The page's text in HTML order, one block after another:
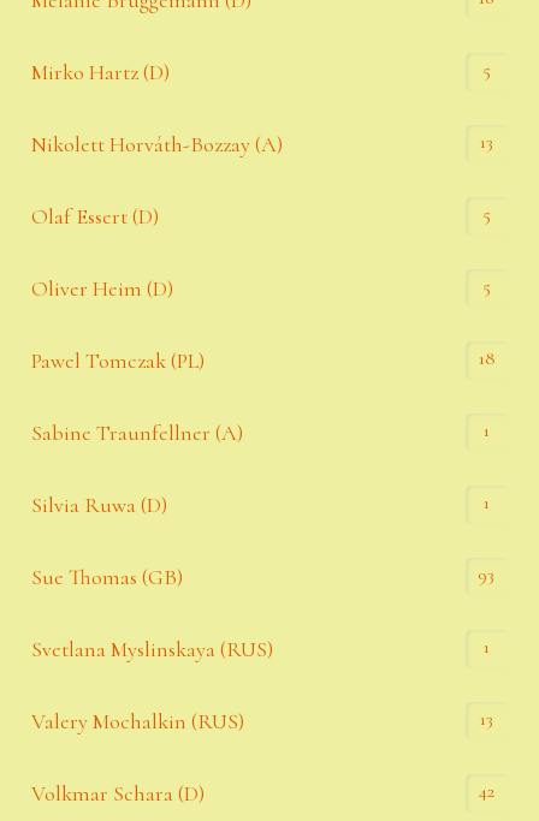
Mirko Hartz (D) 5
Nikolett Horváth-Bozzay (A) 13
Olaf Essert (D) 5
Oliver Heim (D) 5
Pawel Tomczak (PL) 18
Sabine Traunfellner (A) 1
Silvia Ruwa (D) 1
Sue Thomas (GB) 93
Svetlana Myslinskaya (RUS) 1
Valery Mochalkin (RUS) 13
Volkmar Schara (D) 42